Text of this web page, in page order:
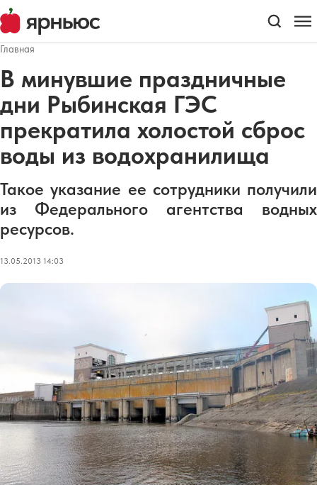
Главная
В минувшие праздничные
дни Рыбинская ГЭС
прекратила холостой сброс
воды из водохранилища
Такое указание ее сотрудники получили
из Федерального агентства водных
ресурсов.
13.05.2013 14:03